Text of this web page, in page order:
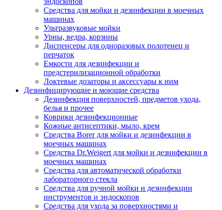
Средства для мойки и дезинфекции в моечных
машинах
Ультразвуковые мойки
Урны, ведра, корзины
Диспенсеры для одноразовых полотенец и
перчаток
Емкости для дезинфекции и
предстерилизационной обработки
Локтевые дозаторы и аксессуары к ним
Дезинфицирующие и моющие средства
Дезинфекция поверхностей, предметов ухода,
белья и прочее
Коврики дезинфекционные
Кожные антисептики, мыло, крем
Средства Borer для мойки и дезинфекции в
моечных машинах
Средства Dr.Weigert для мойки и дезинфекции в
моечных машинах
Средства для автоматической обработки
лабораторного стекла
Средства для ручной мойки и дезинфекции
инструментов и эндоскопов
Средства для ухода за поверхностями и